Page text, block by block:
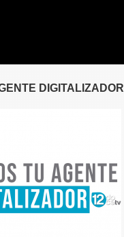
DIGITALIZADOR